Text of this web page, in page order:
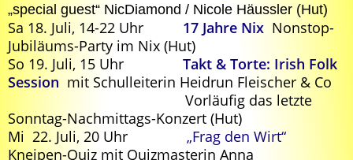
„special guest“ NicDiamond / Nicole Häussler (Hut)
Sa 18. Juli, 14-22 Uhr 17 Jahre Nix Nonstop-
Jubiläums-Party im Nix (Hut)
So 19. Juli, 15 Uhr Takt & Torte: Irish Folk
Session mit Schulleiterin Heidrun Fleischer & Co
Vorläufig das letzte
Sonntag-Nachmittags-Konzert (Hut)
Mi 22. Juli, 20 Uhr „Frag den Wirt“
Kneipen-Quiz mit Quizmasterin Anna